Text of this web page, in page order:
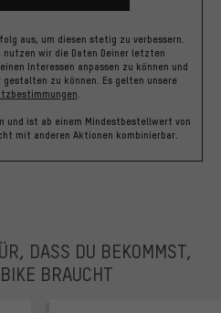
aus, um diesen stetig zu verbessern.
nutzen wir die Daten Deiner letzten
Interessen anpassen zu können und
zu können. Es gelten unsere
.
und ist ab einem Mindestbestellwert von
mit anderen Aktionen kombinierbar.
DASS DU BEKOMMST,
BRAUCHT